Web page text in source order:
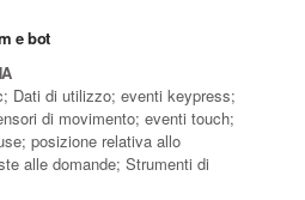
e bot
Dati di utilizzo; eventi keypress;
di movimento; eventi touch;
posizione relativa allo
alle domande; Strumenti di